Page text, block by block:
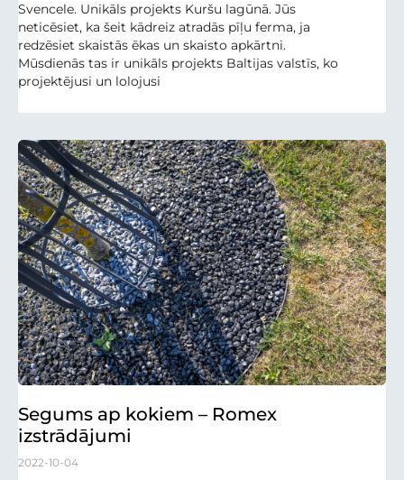
Svencele. Unikāls projekts Kuršu lagūnā. Jūs
neticēsiet, ka šeit kādreiz atradās pīļu ferma, ja
redzēsiet skaistās ēkas un skaisto apkārtni.
Mūsdienās tas ir unikāls projekts Baltijas valstīs, ko
projektējusi un lolojusi
Segums ap kokiem – Romex
izstrādājumi
2022-10-04